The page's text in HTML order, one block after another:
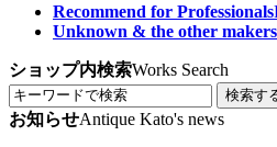
Recommend for Professionals
Unknown & the other makers
ショップ内検索Works Search
検索す
お知らせAntique Kato's news